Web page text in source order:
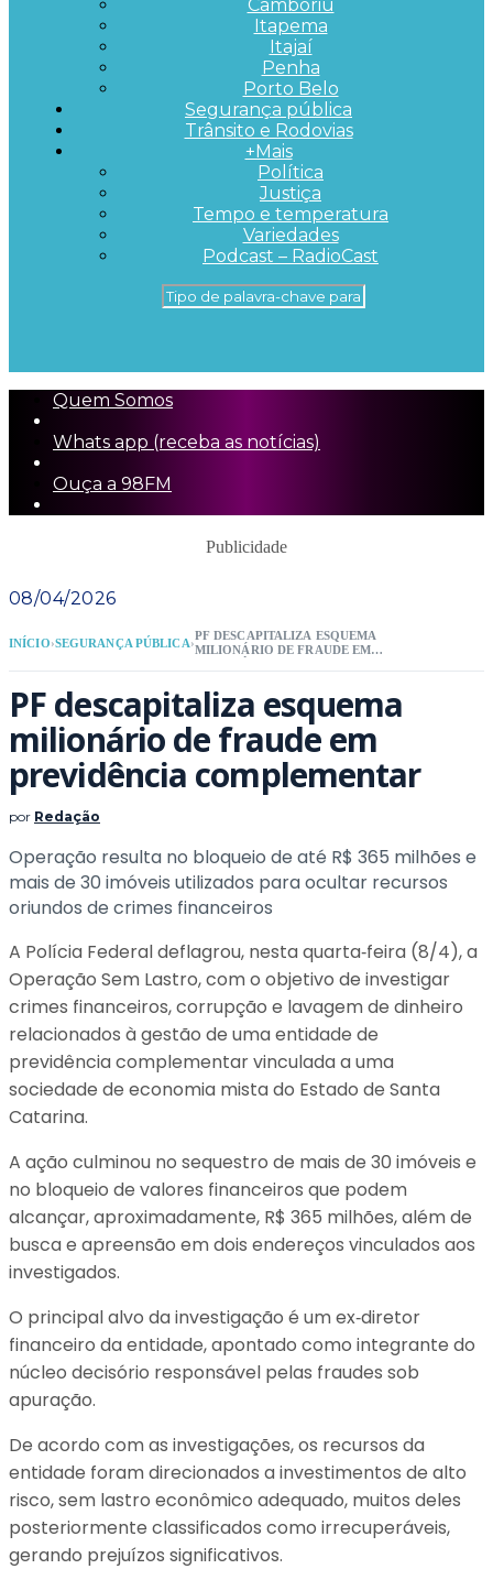
Camboriú
Itapema
Itajaí
Penha
Porto Belo
Segurança pública
Trânsito e Rodovias
+Mais
Política
Justiça
Tempo e temperatura
Variedades
Podcast – RadioCast
Quem Somos
Whats app (receba as notícias)
Ouça a 98FM
Publicidade
08/04/2026
INÍCIO›SEGURANÇA PÚBLICA›
PF DESCAPITALIZA ESQUEMA
MILIONÁRIO DE FRAUDE EM
PF descapitaliza esquema
milionário de fraude em
previdência complementar
por Redação
Operação resulta no bloqueio de até R$ 365 milhões e
mais de 30 imóveis utilizados para ocultar recursos
oriundos de crimes financeiros
A Polícia Federal deflagrou, nesta quarta‑feira (8/4), a
Operação Sem Lastro, com o objetivo de investigar
crimes financeiros, corrupção e lavagem de dinheiro
relacionados à gestão de uma entidade de
previdência complementar vinculada a uma
sociedade de economia mista do Estado de Santa
Catarina.
A ação culminou no sequestro de mais de 30 imóveis e
no bloqueio de valores financeiros que podem
alcançar, aproximadamente, R$ 365 milhões, além de
busca e apreensão em dois endereços vinculados aos
investigados.
O principal alvo da investigação é um ex‑diretor
financeiro da entidade, apontado como integrante do
núcleo decisório responsável pelas fraudes sob
apuração.
De acordo com as investigações, os recursos da
entidade foram direcionados a investimentos de alto
risco, sem lastro econômico adequado, muitos deles
posteriormente classificados como irrecuperáveis,
gerando prejuízos significativos.